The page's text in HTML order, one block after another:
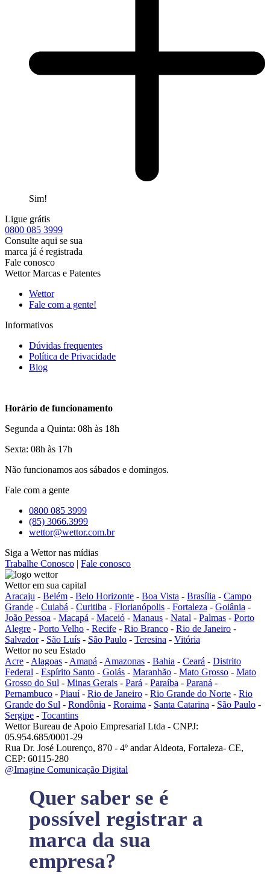
Sim!
Ligue grátis
0800 085 3999
Consulte aqui se sua
marca já é registrada
Fale conosco
Wettor Marcas e Patentes
Wettor
Fale com a gente!
Informativos
Dúvidas frequentes
Política de Privacidade
Blog
Horário de funcionamento
Segunda a Quinta: 08h às 18h
Sexta: 08h às 17h
Não funcionamos aos sábados e domingos.
Fale com a gente
0800 085 3999
(85) 3066.3999
wettor@wettor.com.br
Siga a Wettor nas mídias
Trabalhe Conosco | Fale conosco
Wettor em sua capital
Aracaju - Belém - Belo Horizonte - Boa Vista - Brasília - Campo
Grande - Cuiabá - Curitiba - Florianópolis - Fortaleza - Goiânia -
João Pessoa - Macapá - Maceió - Manaus - Natal - Palmas - Porto
Alegre - Porto Velho - Recife - Rio Branco - Rio de Janeiro -
Salvador- São Luís - São Paulo - Teresina - Vitória
Wettor no seu Estado
Acre - Alagoas - Amapá - Amazonas - Bahia - Ceará - Distrito
Federal - Espírito Santo - Goiás - Maranhão - Mato Grosso - Mato
Grosso do Sul - Minas Gerais - Pará - Paraíba - Paraná -
Pernambuco - Piauí- Rio de Janeiro - Rio Grande do Norte - Rio
Grande do Sul - Rondônia - Roraima - Santa Catarina - São Paulo -
Sergipe - Tocantins
Wettor Bureau de Apoio Empresarial Ltda - CNPJ:
05.954.685/0001-29
Rua Dr. José Lourenço, 870 - 4º andar Aldeota, Fortaleza- CE,
CEP: 60115-280
@Imagine Comunicação Digital
Quer saber se é
possível registrar a
marca da sua
empresa?